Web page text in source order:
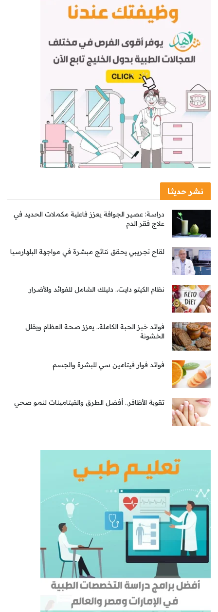
نشر حديثا
دراسة: عصير الجوافة يعزز فاعلية مكملات الحديد في
علاج فقر الدم
لقاح تجريبي يحقق نتائج مبشرة في مواجهة البلهارسيا
نظام الكيتو دايت.. دليلك الشامل للفوائد والأضرار
فوائد خبز الحبة الكاملة.. يعزز صحة العظام ويقلل
الخشونة
فوائد فوار فيتامين سي للبشرة والجسم
تقوية الأظافر.. أفضل الطرق والفيتامينات لنمو صحي